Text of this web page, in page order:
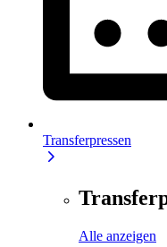
Transferpressen
Alle anzeigen